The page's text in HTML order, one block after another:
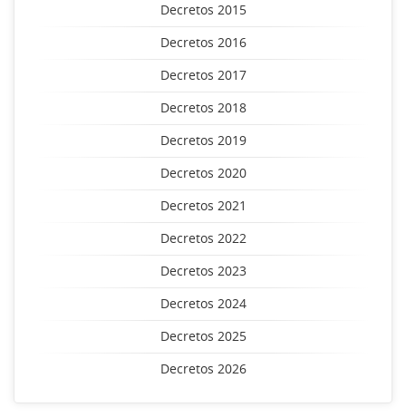
Decretos 2015
Decretos 2016
Decretos 2017
Decretos 2018
Decretos 2019
Decretos 2020
Decretos 2021
Decretos 2022
Decretos 2023
Decretos 2024
Decretos 2025
Decretos 2026